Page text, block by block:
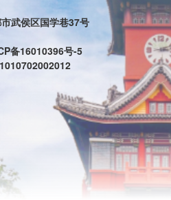
武侯区国学巷37号
备16010396号-5